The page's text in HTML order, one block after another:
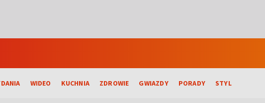
WIDEO KUCHNIA ZDROWIE GWIAZDY PORADY STYL